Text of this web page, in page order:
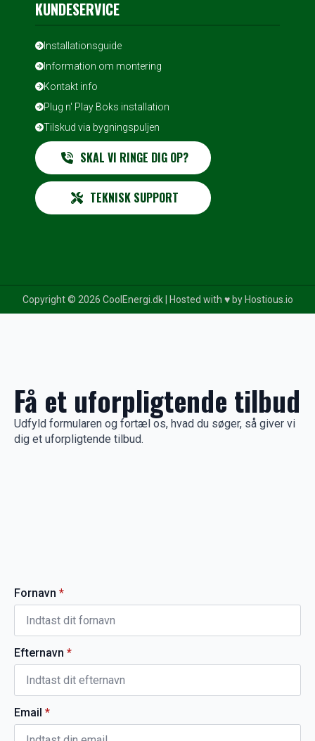
KUNDESERVICE
Installationsguide
Information om montering
Kontakt info
Plug n' Play Boks installation
Tilskud via bygningspuljen
SKAL VI RINGE DIG OP?
TEKNISK SUPPORT
Copyright © 2026 CoolEnergi.dk | Hosted with ♥️ by Hostious.io
Få et uforpligtende tilbud
Udfyld formularen og fortæl os, hvad du søger, så giver vi
dig et uforpligtende tilbud.
Fornavn *
Efternavn *
Email *